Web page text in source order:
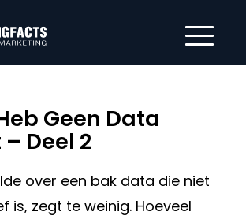
Geen Data
Deel 2
over een bak data die niet
is, zegt te weinig. Hoeveel